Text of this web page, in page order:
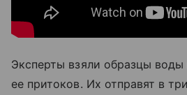
Эксперты взяли образцы
ее притоков. Их отправят в